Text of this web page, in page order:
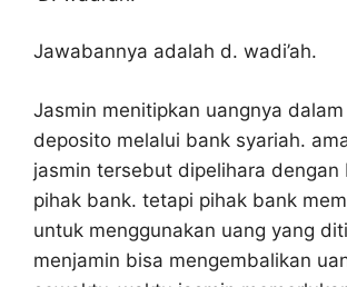
Jawabannya adalah d. wadi’ah.
Jasmin menitipkan uangnya
deposito melalui bank syariah.
jasmin tersebut dipelihara dengan
pihak bank. tetapi pihak bank
untuk menggunakan uang yang
menjamin bisa mengembalikan